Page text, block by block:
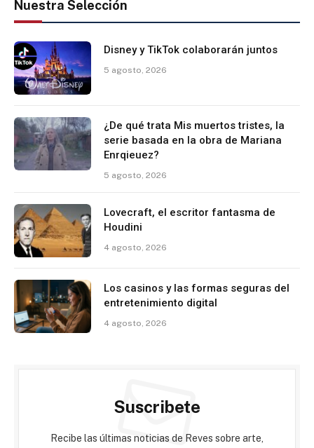
Nuestra Selección
Disney y TikTok colaborarán juntos
5 agosto, 2026
¿De qué trata Mis muertos tristes, la
serie basada en la obra de Mariana
Enrqieuez?
5 agosto, 2026
Lovecraft, el escritor fantasma de
Houdini
4 agosto, 2026
Los casinos y las formas seguras del
entretenimiento digital
4 agosto, 2026
Suscribete
Recibe las últimas noticias de Reves sobre arte,